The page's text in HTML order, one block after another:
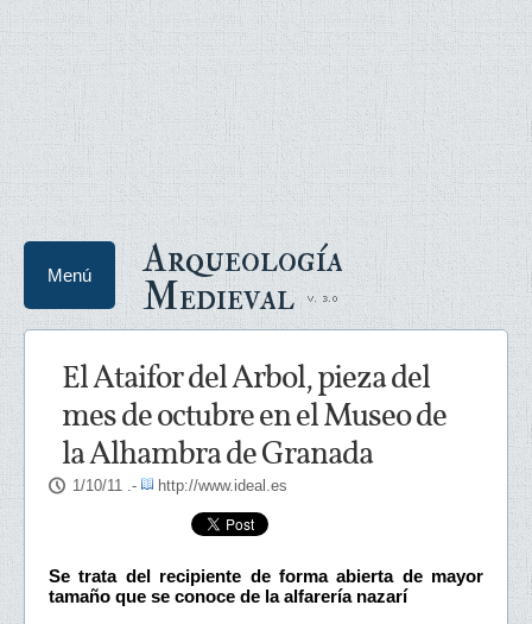
Arqueología
Medieval
Menú
El Ataifor del Arbol, pieza del
mes de octubre en el Museo de
la Alhambra de Granada
1/10/11 .- http://www.ideal.es
Se trata del recipiente de forma abierta de mayor
tamaño que se conoce de la alfarería nazarí